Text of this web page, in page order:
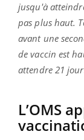
jusqu'à
pas plus haut.
avant une
de vaccin est
attendre 21
L’OMS